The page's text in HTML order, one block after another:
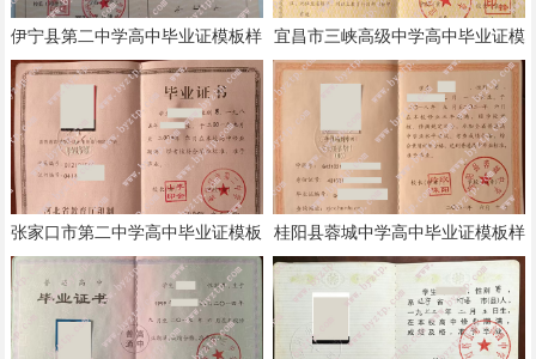
伊宁县第二中学高中毕业证模板样
本
宜昌市三峡高级中学高中毕业证模
板样本
张家口市第二中学高中毕业证模板
样本
桂阳县蓉城中学高中毕业证模板样
本